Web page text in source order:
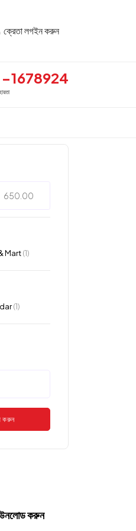
ক্রেতা লগইন করুন
1678924
Mart(1)
(1)
করুন
করুন